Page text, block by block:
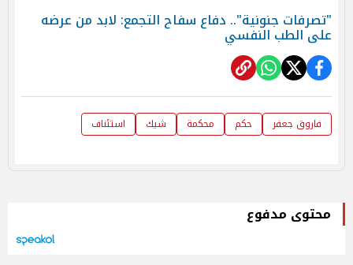
"تصرفات جنونية".. دفاع سفاح التجمع: لابد من عرضه
على الطب النفسي
فاروق جعفر حكم محكمة شيك استئناف
محتوى مدفوع